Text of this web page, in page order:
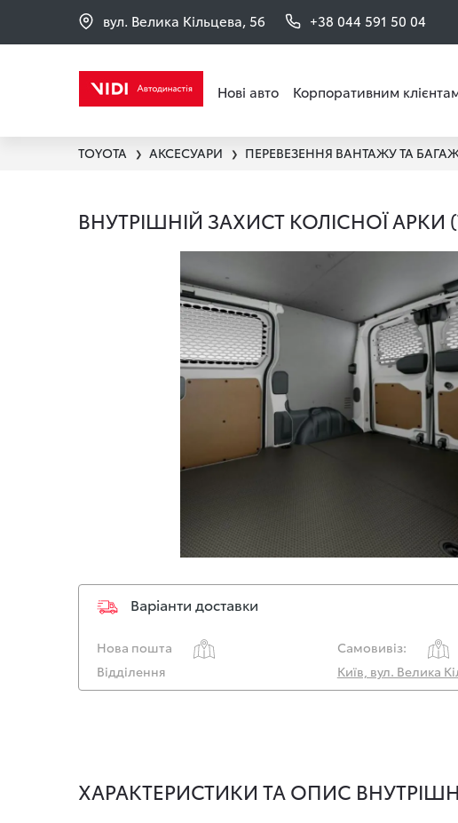
вул. Велика Кільцева, 56 +38 044 591 50 04
Нові авто Корпоративним
TOYOTA ❯ АКСЕСУАРИ ❯
ВНУТРІШНІЙ ЗАХИСТ КОЛІСНОЇ АРКИ
Варіанти доставки
Нова пошта
Самовивіз:
Відділення
Київ, вул. Велика
ХАРАКТЕРИСТИКИ ТА ОПИС